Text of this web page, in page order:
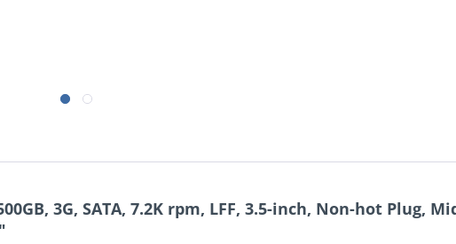
3G, SATA, 7.2K rpm, LFF, 3.5-inch, Non-hot Plug,